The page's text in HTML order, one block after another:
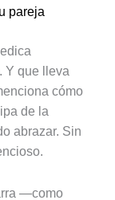
pareja
Y que lleva
cómo
de la
abrazar. Sin
—como